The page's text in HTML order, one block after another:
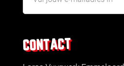
CONTACT